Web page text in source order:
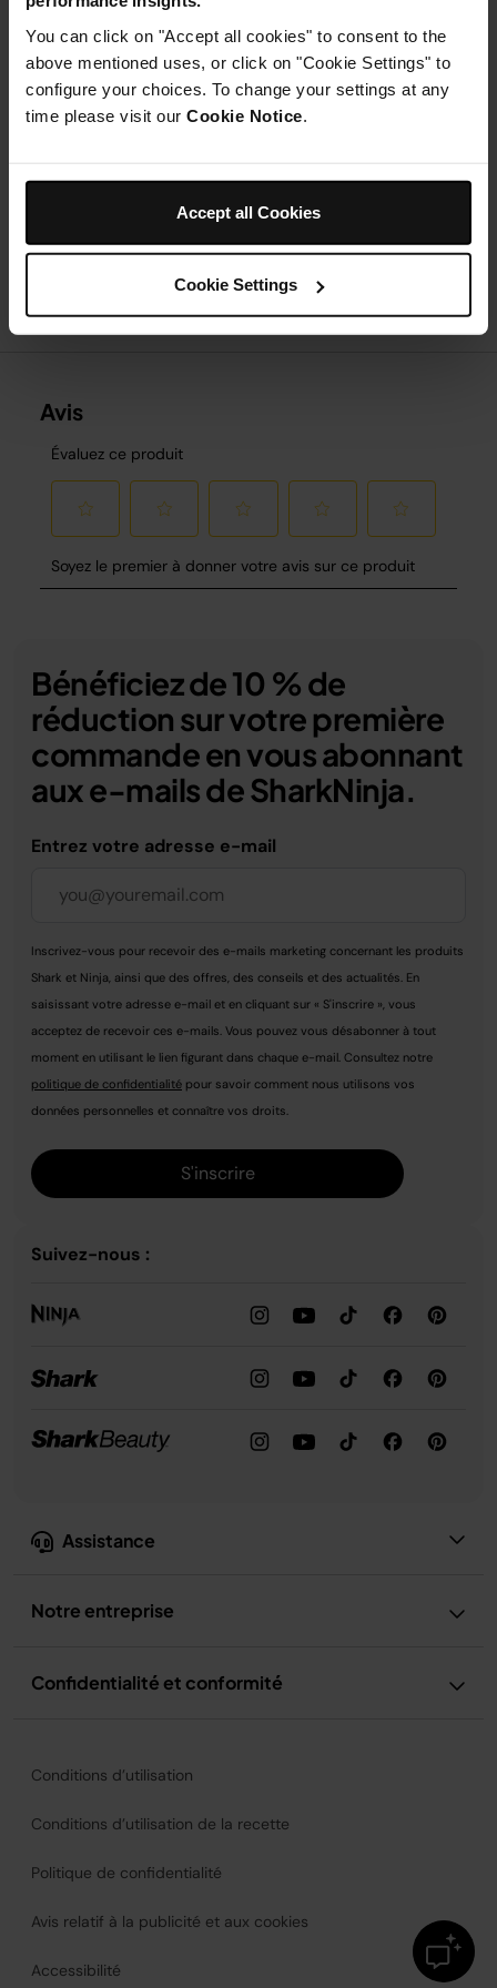
You can click on "Accept all cookies" to consent to the
above mentioned uses, or click on "Cookie Settings" to
configure your choices. To change your settings at any
time please visit our Cookie Notice
Accept all Cookies
Cookie Settings
ménager, et mixez jusqu'à obtenir un mélange
homogène.
Étape 2
Ajouter lentement l'huile en filet jusqu'à ce que l'aïoli
commence à épaissir.
Étape 3
Ajoutez de l'huile si nécessaire.
Assistance
Notre entreprise
Confidentialité et conformité
Bénéficiez de 10 % de
réduction sur votre première
commande en vous abonnant
aux e-mails de SharkNinja.
Entrez votre adresse e-mail
Inscrivez-vous pour recevoir des e-mails marketing concernant les produits
Shark et Ninja, ainsi que des offres, des conseils et des actualités. En
saisissant votre adresse e-mail et en cliquant sur « S'inscrire », vous
acceptez de recevoir ces e-mails. Vous pouvez vous désabonner à tout
moment en utilisant le lien figurant dans chaque e-mail. Consultez notre
politique de confidentialité pour savoir comment nous utilisons vos
données personnelles et connaître vos droits.
S'inscrire
Suivez-nous :
Conditions d’utilisation
Conditions d’utilisation de la recette
Politique de confidentialité
Avis relatif à la publicité et aux cookies
Accessibilité